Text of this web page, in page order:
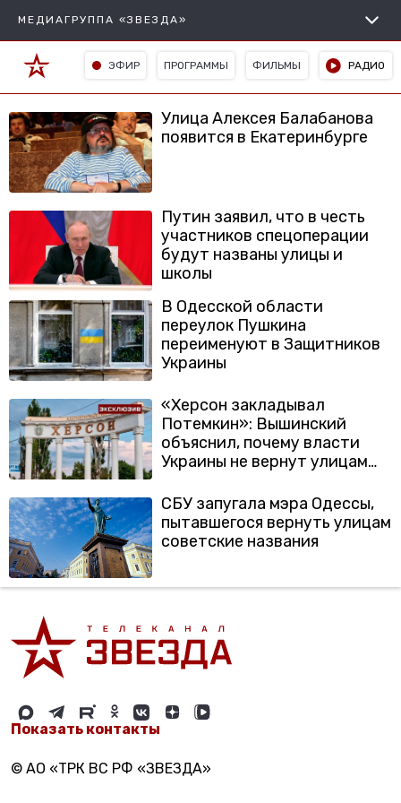
МЕДИАГРУППА «ЗВЕЗДА»
ЭФИР ПРОГРАММЫ ФИЛЬМЫ РАДИО
Улица Алексея Балабанова
появится в Екатеринбурге
Путин заявил, что в честь
участников спецоперации
будут названы улицы и
школы
В Одесской области
переулок Пушкина
переименуют в Защитников
Украины
«Херсон закладывал
Потемкин»: Вышинский
объяснил, почему власти
Украины не вернут улицам
СБУ запугала мэра Одессы,
пытавшегося вернуть улицам
советские названия
Показать контакты
© АО «ТРК ВС РФ «ЗВЕЗДА»